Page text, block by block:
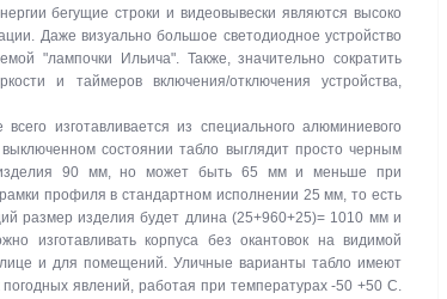
бегущие строки и видеовывески являются высоко
Даже визуально большое светодиодное устройство
"лампочки Ильича". Также, значительно сократить
и таймеров включения/отключения устройства,
изготавливается из специального алюминиевого
состоянии табло выглядит просто черным
изделия 90 мм, но может быть 65 мм и меньше при
профиля в стандартном исполнении 25 мм, то есть
размер изделия будет длина (25+960+25)= 1010 мм и
изготавливать корпуса без окантовок на видимой
и для помещений. Уличные варианты табло имеют
явлений, работая при температурах -50 +50 C.